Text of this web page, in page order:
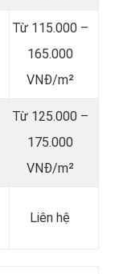
Từ 115.000 –
165.000
VNĐ/m²
Từ 125.000 –
175.000
VNĐ/m²
Liên hệ